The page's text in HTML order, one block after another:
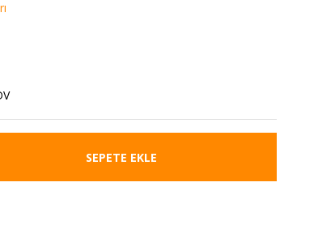
SEPETE EKLE